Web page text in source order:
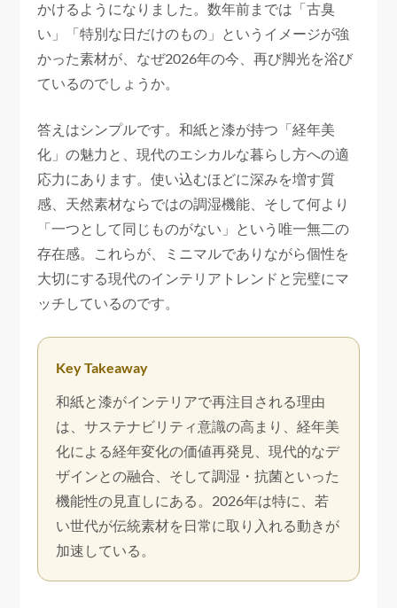
かけるようになりました。数年前までは「古臭
い」「特別な日だけのもの」というイメージが強
かった素材が、なぜ2026年の今、再び脚光を浴び
ているのでしょうか。
答えはシンプルです。和紙と漆が持つ「経年美
化」の魅力と、現代のエシカルな暮らし方への適
応力にあります。使い込むほどに深みを増す質
感、天然素材ならではの調湿機能、そして何より
「一つとして同じものがない」という唯一無二の
存在感。これらが、ミニマルでありながら個性を
大切にする現代のインテリアトレンドと完璧にマ
ッチしているのです。
Key Takeaway
和紙と漆がインテリアで再注目される理由
は、サステナビリティ意識の高まり、経年美
化による経年変化の価値再発見、現代的なデ
ザインとの融合、そして調湿・抗菌といった
機能性の見直しにある。2026年は特に、若
い世代が伝統素材を日常に取り入れる動きが
加速している。